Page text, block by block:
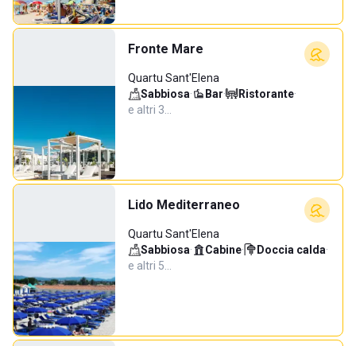
Fronte Mare
Quartu Sant'Elena
Sabbiosa· Bar· Ristorante·
e altri 3…
Lido Mediterraneo
Quartu Sant'Elena
Sabbiosa· Cabine· Doccia calda·
e altri 5…